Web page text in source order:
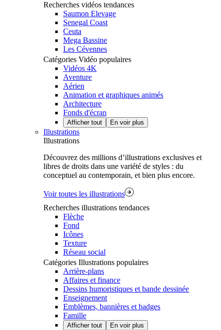
Recherches vidéos tendances
Saumon Elevage
Senegal Coast
Ceuta
Mega Bassine
Les Cévennes
Catégories Vidéo populaires
Vidéos 4K
Aventure
Aérien
Animation et graphiques animés
Architecture
Fonds d'écran
Afficher tout En voir plus
Illustrations
Illustrations
Découvrez des millions d’illustrations exclusives et
libres de droits dans une variété de styles : du
conceptuel au contemporain, et bien plus encore.
Voir toutes les illustrations
Recherches illustrations tendances
Flèche
Fond
Icônes
Texture
Réseau social
Catégories Illustrations populaires
Arrière-plans
Affaires et finance
Dessins humoristiques et bande dessinée
Enseignement
Emblèmes, bannières et badges
Famille
Afficher tout En voir plus